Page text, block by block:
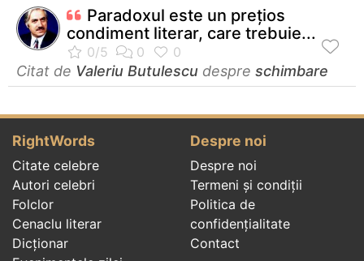
Paradoxul este un preţios
condiment literar, care trebuie...
Citat de Valeriu Butulescu despre schimbare
RightWords
Citate celebre
Autori celebri
Folclor
Cenaclu literar
Dicționar
Despre noi
Despre noi
Termeni și condiții
Politica de
confidenţialitate
Contact